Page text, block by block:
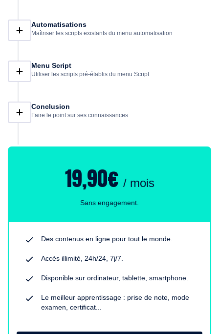
Automatisations
Maîtriser les scripts existants du menu automatisation
Menu Script
Utiliser les scripts pré-établis du menu Script
Conclusion
Faire le point sur ses connaissances
19,90€ / mois
Sans engagement.
Des contenus en ligne pour tout le monde.
Accès illimité, 24h/24, 7j/7.
Disponible sur ordinateur, tablette, smartphone.
Le meilleur apprentissage : prise de note, mode
examen, certificat...